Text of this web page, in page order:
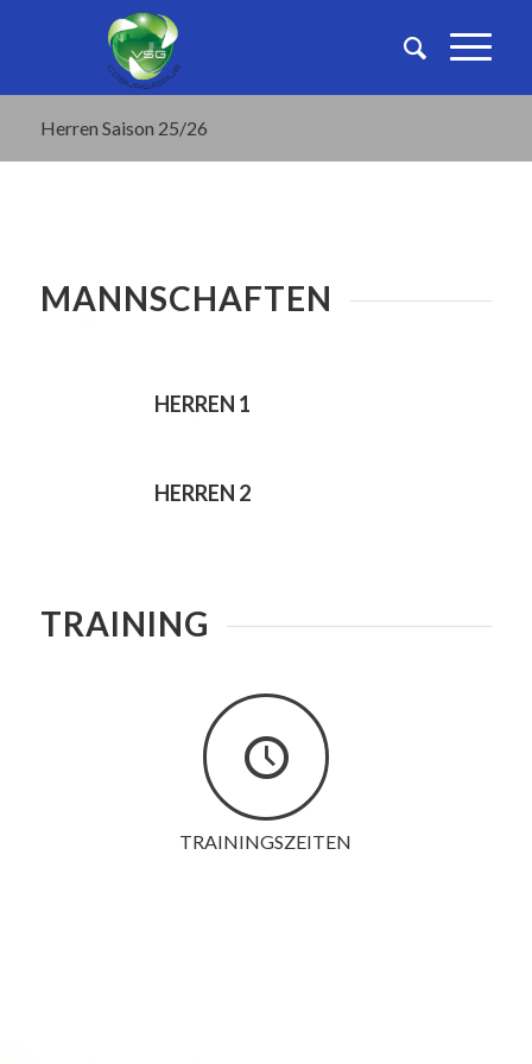
Herren Saison 25/26
MANNSCHAFTEN
HERREN 1
HERREN 2
TRAINING
TRAININGSZEITEN